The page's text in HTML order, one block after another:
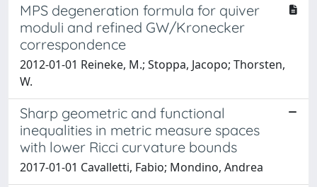
MPS degeneration formula for quiver
moduli and refined GW/Kronecker
correspondence
2012-01-01 Reineke, M.; Stoppa, Jacopo; Thorsten,
W.
Sharp geometric and functional
inequalities in metric measure spaces
with lower Ricci curvature bounds
2017-01-01 Cavalletti, Fabio; Mondino, Andrea